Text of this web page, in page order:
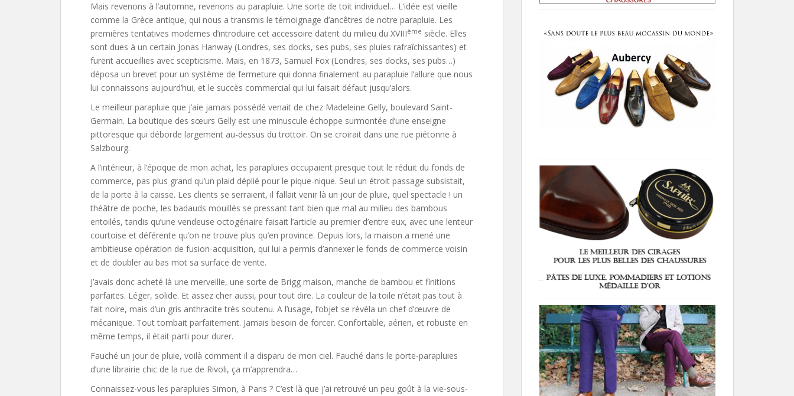
Mais revenons à l’automne, revenons au parapluie. Une sorte de toit individuel… L’idée est vieille
comme la Grèce antique, qui nous a transmis le témoignage d’ancêtres de notre parapluie. Les
premières tentatives modernes d’introduire cet accessoire datent du milieu du XVIIIème siècle. Elles
sont dues à un certain Jonas Hanway (Londres, ses docks, ses pubs, ses pluies rafraîchissantes) et
furent accueillies avec scepticisme. Mais, en 1873, Samuel Fox (Londres, ses docks, ses pubs…)
déposa un brevet pour un système de fermeture qui donna finalement au parapluie l’allure que nous
lui connaissons aujourd’hui, et le succès commercial qui lui faisait défaut jusqu’alors.
Le meilleur parapluie que j’aie jamais possédé venait de chez Madeleine Gelly, boulevard Saint-
Germain. La boutique des sœurs Gelly est une minuscule échoppe surmontée d’une enseigne
pittoresque qui déborde largement au-dessus du trottoir. On se croirait dans une rue piétonne à
Salzbourg.
A l’intérieur, à l’époque de mon achat, les parapluies occupaient presque tout le réduit du fonds de
commerce, pas plus grand qu’un plaid déplié pour le pique-nique. Seul un étroit passage subsistait,
de la porte à la caisse. Les clients se serraient, il fallait venir là un jour de pluie, quel spectacle ! un
théâtre de poche, les badauds mouillés se pressant tant bien que mal au milieu des bambous
entoilés, tandis qu’une vendeuse octogénaire faisait l’article au premier d’entre eux, avec une lenteur
courtoise et déférente qu’on ne trouve plus qu’en province. Depuis lors, la maison a mené une
ambitieuse opération de fusion-acquisition, qui lui a permis d’annexer le fonds de commerce voisin
et de doubler au bas mot sa surface de vente.
J’avais donc acheté là une merveille, une sorte de Brigg maison, manche de bambou et finitions
parfaites. Léger, solide. Et assez cher aussi, pour tout dire. La couleur de la toile n’était pas tout à
fait noire, mais d’un gris anthracite très soutenu. A l’usage, l’objet se révéla un chef d’œuvre de
mécanique. Tout tombait parfaitement. Jamais besoin de forcer. Confortable, aérien, et robuste en
même temps, il était parti pour durer.
Fauché un jour de pluie, voilà comment il a disparu de mon ciel. Fauché dans le porte-parapluies
d’une librairie chic de la rue de Rivoli, ça m’apprendra…
Connaissez-vous les parapluies Simon, à Paris ? C’est là que j’ai retrouvé un peu goût à la vie-sous-